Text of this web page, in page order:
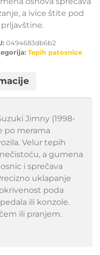
a ivice štite pod
0494683db6b2
Tepih patosnice
Jimny (1998-
po merama
Velur tepih
a gumena
i sprečava
uklapanje
poda
ili konzole.
ili pranjem.